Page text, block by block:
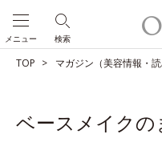
検索
メニュー
TOP マガジン（美容情報・読
ベースメイクの